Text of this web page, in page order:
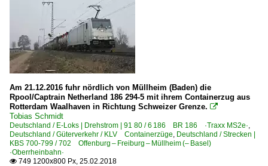
Am 21.12.2016 fuhr nördlich von Müllheim (Baden) die
Rpool/Captrain Netherland 186 294-5 mit ihrem Containerzug aus
Rotterdam Waalhaven in Richtung Schweizer Grenze. 
Tobias Schmidt
Deutschland / E-Loks | Drehstrom | 91 80 / 6 186 BR 186 ·Traxx MS2e·
Deutschland / Güterverkehr / KLV Containerzüge Deutschland / Strecken |
KBS 700-799 / 702 Offenburg – Freiburg – Müllheim (– Basel)
·Oberrheinbahn·
 749 1200x800 Px, 25.02.2018